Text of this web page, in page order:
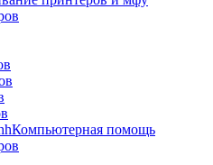
Компьютерная помощь